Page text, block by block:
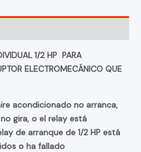
1/2 HP PARA
ELECTROMECÁNICO QUE
acondicionado no arranca,
gira, o el relay está
de arranque de 1/2 HP está
o ha fallado